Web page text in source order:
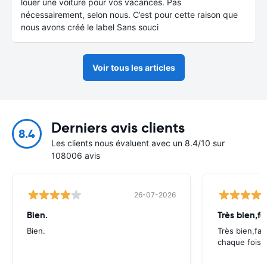
louer une voiture pour vos vacances. Pas
nécessairement, selon nous. C’est pour cette raison que
nous avons créé le label Sans souci
Voir tous les articles
8.4 Derniers avis clients
Les clients nous évaluent avec un 8.4/10 sur
108006 avis
26-07-2026
Bien.
Bien.
Très
Très
chaque fois.